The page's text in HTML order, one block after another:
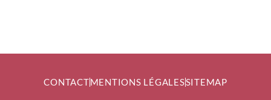
CONTACTMENTIONS LÉGALESSITEMAP